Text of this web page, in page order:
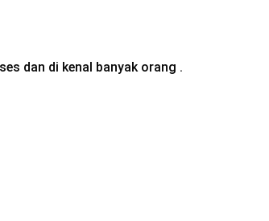
dan di kenal banyak orang .